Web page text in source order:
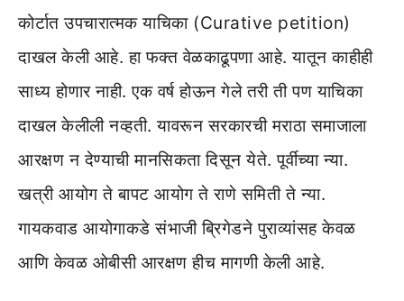
कोर्टात उपचारात्मक याचिका (Curative petition)
दाखल केली आहे. हा फक्त वेळकाढूपणा आहे. यातून काहीही
साध्य होणार नाही. एक वर्ष होऊन गेले तरी ती पण याचिका
दाखल केलीली नव्हती. यावरून सरकारची मराठा समाजाला
आरक्षण न देण्याची मानसिकता दिसून येते. पूर्वीच्या न्या.
खत्री आयोग ते बापट आयोग ते राणे समिती ते न्या.
गायकवाड आयोगाकडे संभाजी ब्रिगेडने पुराव्यांसह केवळ
आणि केवळ ओबीसी आरक्षण हीच मागणी केली आहे.